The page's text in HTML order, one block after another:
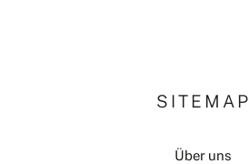
SITEMAP
Über uns